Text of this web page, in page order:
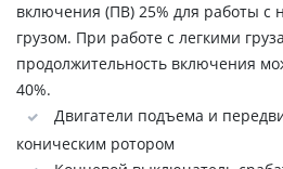
включения (ПВ) 25% для работы с
грузом. При работе с легкими
продолжительность включения
40%.
Двигатели подъема и
коническим ротором